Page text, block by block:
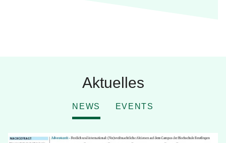
Aktuelles
NEWS EVENTS